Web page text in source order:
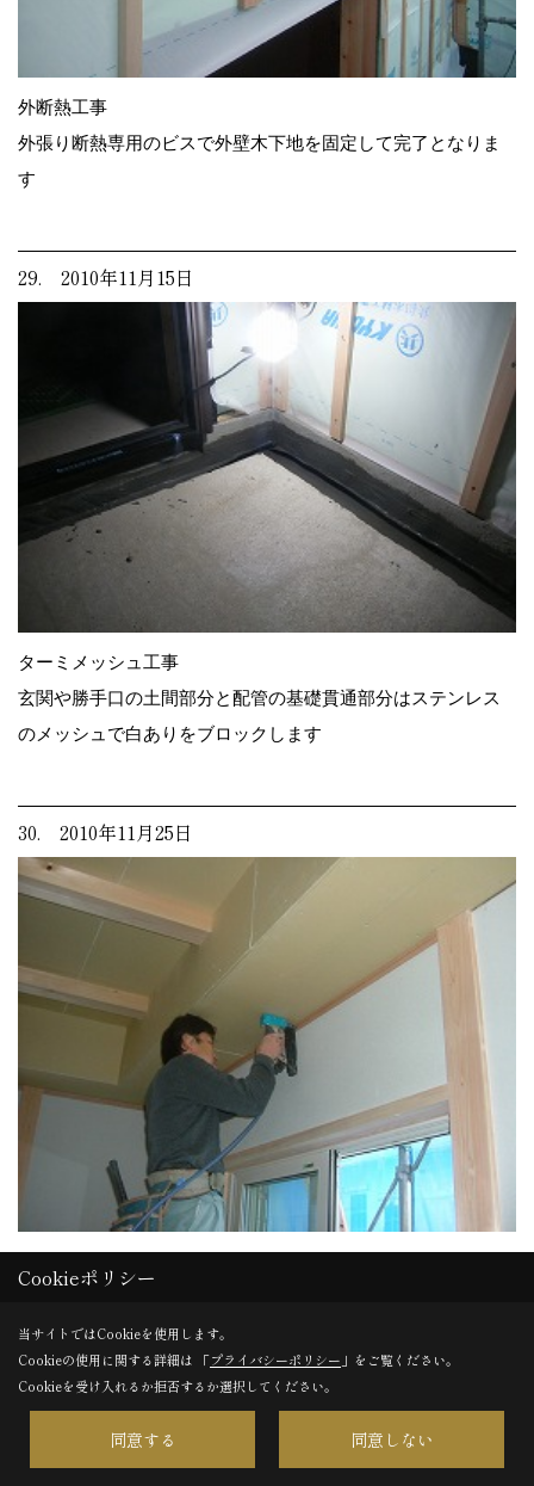
外断熱工事
外張り断熱専用のビスで外壁木下地を固定して完了となりま
す
29. 2010年11月15日
ターミメッシュ工事
玄関や勝手口の土間部分と配管の基礎貫通部分はステンレス
のメッシュで白ありをブロックします
30. 2010年11月25日
31. 2010年11月25日
Cookieポリシー
当サイトではCookieを使用します。
Cookieの使用に関する詳細は 「プライバシーポリシー 」をご覧ください。
Cookieを受け入れるか拒否するか選択してください。
同意する 同意しない